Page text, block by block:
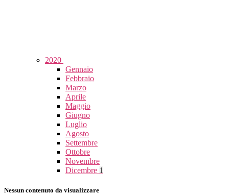
2020
Gennaio
Febbraio
Marzo
Aprile
Maggio
Giugno
Luglio
Agosto
Settembre
Ottobre
Novembre
Dicembre 1
Nessun contenuto da visualizzare